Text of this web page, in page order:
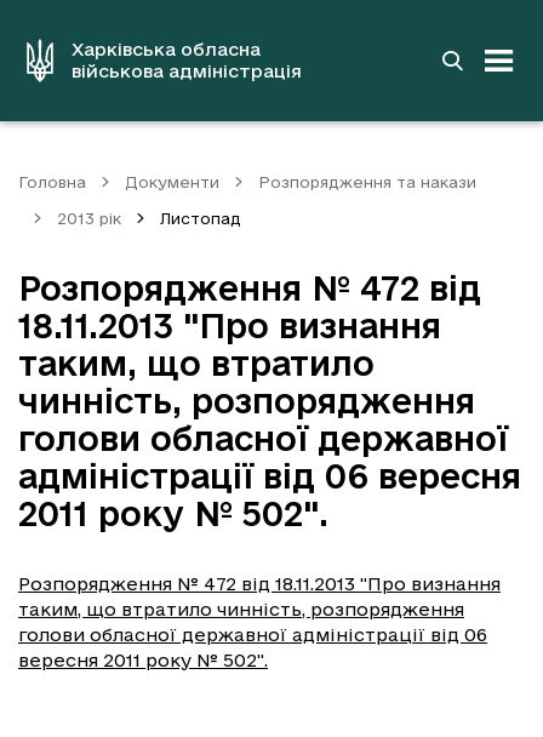
вмістуХарківська обласна
військова адміністрація
Головна Документи Розпорядження та накази
2013 рік Листопад
Розпорядження № 472 від
18.11.2013 "Про визнання
таким, що втратило
чинність, розпорядження
голови обласної державної
адміністрації від 06 вересня
2011 року № 502".
Розпорядження № 472 від 18.11.2013 "Про визнання
таким, що втратило чинність, розпорядження
голови обласної державної адміністрації від 06
вересня 2011 року № 502".